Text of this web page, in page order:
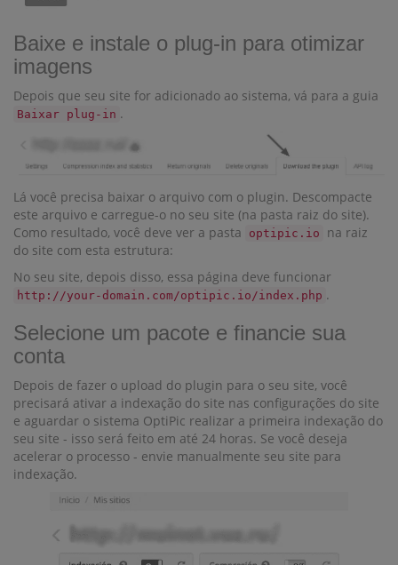
Baixe e instale o plug-in para otimizar
imagens
Depois que seu site for adicionado ao sistema, vá para a guia
Baixar plug-in .
Lá você precisa baixar o arquivo com o plugin. Descompacte
este arquivo e carregue-o no seu site (na pasta raiz do site).
Como resultado, você deve ver a pasta
optipic.io
na raiz
do site com esta estrutura:
No seu site, depois disso, essa página deve funcionar
http://your-domain.com/optipic.io/index.php .
Selecione um pacote e financie sua
conta
Depois de fazer o upload do plugin para o seu site, você
precisará ativar a indexação do site nas configurações do site
e aguardar o sistema OptiPic realizar a primeira indexação do
seu site - isso será feito em até 24 horas. Se você deseja
acelerar o processo - envie manualmente seu site para
indexação.